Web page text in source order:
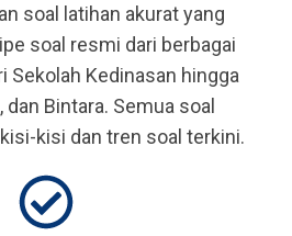
soal latihan akurat yang
soal resmi dari berbagai
Sekolah Kedinasan hingga
dan Bintara. Semua soal
kisi dan tren soal terkini.